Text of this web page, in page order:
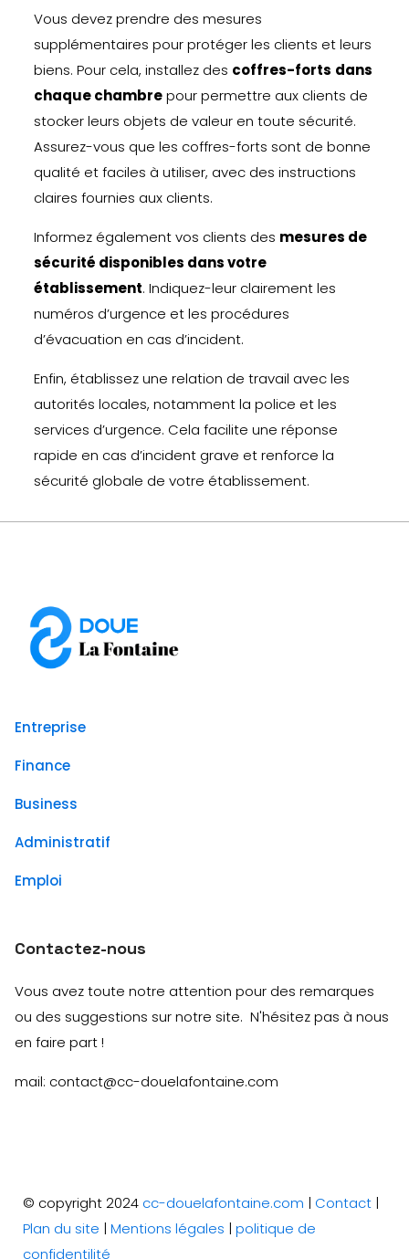
Vous devez prendre des mesures
supplémentaires pour protéger les clients et leurs
biens. Pour cela, installez des coffres-forts dans
chaque chambrepour permettre aux clients de
stocker leurs objets de valeur en toute sécurité.
Assurez-vous que les coffres-forts sont de bonne
qualité et faciles à utiliser, avec des instructions
claires fournies aux clients.
Informez également vos clients des mesures de
sécurité disponibles dans votre
établissement. Indiquez-leur clairement les
numéros d’urgence et les procédures
d’évacuation en cas d’incident.
Enfin, établissez une relation de travail avec les
autorités locales, notamment la police et les
services d’urgence. Cela facilite une réponse
rapide en cas d’incident grave et renforce la
sécurité globale de votre établissement.
Entreprise
Finance
Business
Administratif
Emploi
Contactez-nous
Vous avez toute notre attention pour des remarques
ou des suggestions sur notre site. N'hésitez pas à nous
en faire part !
mail: contact@cc-douelafontaine.com
© copyright 2024 cc-douelafontaine.com | Contact |
Plan du site |Mentions légales |politique de
confidentilité